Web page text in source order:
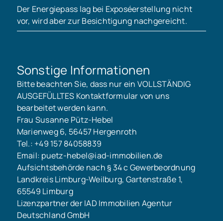
Der Energiepass lag bei Exposéerstellung nicht
vor, wird aber zur Besichtigung nachgereicht.
Sonstige Informationen
Bitte beachten Sie, dass nur ein VOLLSTÄNDIG
AUSGEFÜLLTES Kontaktformular von uns
bearbeitet werden kann.
Frau Susanne Pütz-Hebel
Marienweg 6, 56457 Hergenroth
Tel.: +49 157 84058839
Email: puetz-hebel@iad-immobilien.de
Aufsichtsbehörde nach § 34 c Gewerbeordnung
Landkreis Limburg-Weilburg, Gartenstraße 1,
65549 Limburg
Lizenzpartner der IAD Immobilien Agentur
Deutschland GmbH